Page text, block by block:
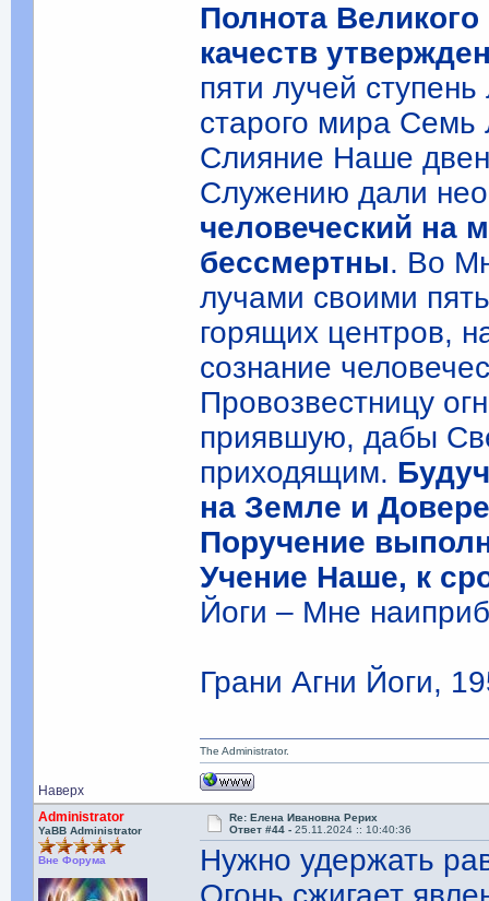
Полнота
качеств
пяти лучей
старого мира
Слияние Наше
Служению дали
человеческий на
бессмертны. Во
лучами своими
горящих центров,
сознание
Провозвестницу
приявшую, дабы
приходящим.
на Земле и
Поручение
Учение Наше, к
Йоги – Мне
Грани Агни Йоги,
Наверх
The Administrator.
Administrator
YaBB Administrator
Вне Форума
Re: Елена Ивановна Рерих
Ответ #44 -25.11.2024 :: 10:40:36
Нужно удержать